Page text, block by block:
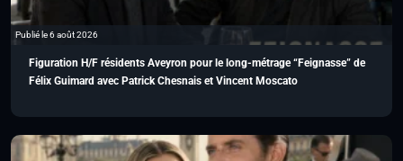
Publié le 6 août 2026
Figuration H/F résidents Aveyron pour le long-métrage “Feignasse” de
Félix Guimard avec Patrick Chesnais et Vincent Moscato